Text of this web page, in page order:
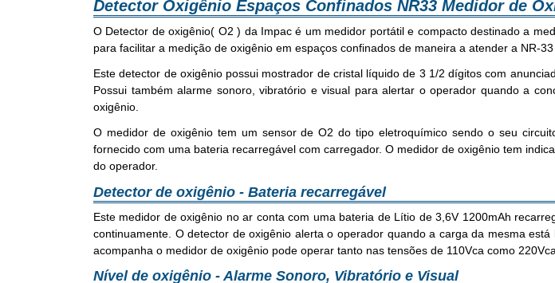
Detector Oxigênio Espaços Confinados NR33 Medidor de
O Detector de oxigênio( O2 ) da Impac é um medidor portátil e compacto destinado a
para facilitar a medição de oxigênio em espaços confinados de maneira a atender a NR-
Este detector de oxigênio possui mostrador de cristal líquido de 3 1/2 dígitos com
Possui também alarme sonoro, vibratório e visual para alertar o operador quando a
oxigênio.
O medidor de oxigênio tem um sensor de O2 do tipo eletroquímico sendo o seu
fornecido com uma bateria recarregável com carregador. O medidor de oxigênio tem
do operador.
Detector de oxigênio - Bateria recarregável
Este medidor de oxigênio no ar conta com uma bateria de Lítio de 3,6V 1200mAh
continuamente. O detector de oxigênio alerta o operador quando a carga da mesma
acompanha o medidor de oxigênio pode operar tanto nas tensões de 110Vca como
Nível de oxigênio - Alarme Sonoro, Vibratório e Visual